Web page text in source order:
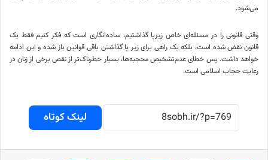
می‌شود.
وقتی قانونی را در مسئله‌ای خاص زیرپا گذاشتیم، ساده‌انگاری است که فکر کنیم فقط یک
قانون نقض شده است، بلکه یک راهی برای زیر پا گذاشتن باقی قوانین باز شده و این ادامه
خواهد داشت. پس خطای عدم‌تشخیص محجبه‌ها، بسیار خطرناک‌تر از نقص برخی از زنان در
رعایت حجاب اسلامی است.
لینک کوتاه